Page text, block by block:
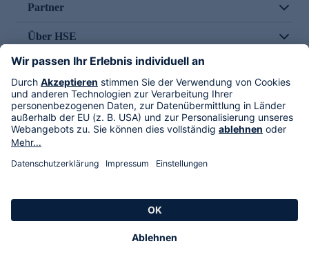
Partner
Über HSE
Im TV
HSE International